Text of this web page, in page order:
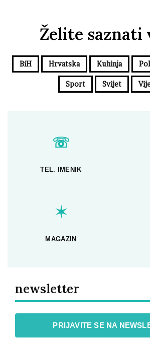
Želite saznati
BiH Hrvatska Kuhinja
Sport Svijet
☏
TEL. IMENIK
✶
MAGAZIN
newsletter
PRIJAVITE SE NA